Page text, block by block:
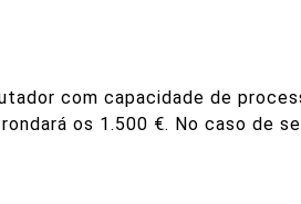
com capacidade de
os 1.500 €. No caso de